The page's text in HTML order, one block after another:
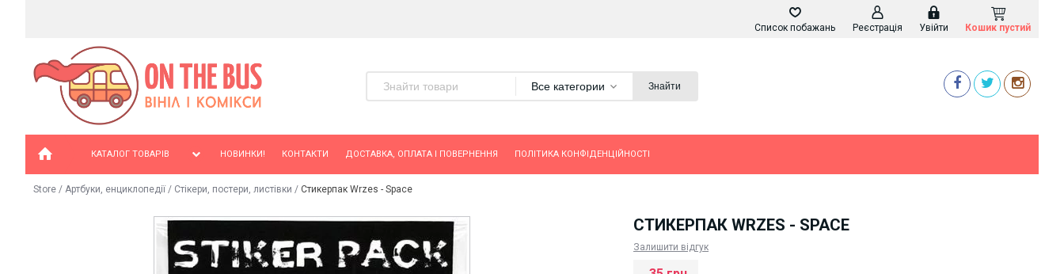
Кошик пустий
Увійти
Реєстрація
Список побажань
Все категории Знайти
КАТАЛОГ ТОВАРІВ НОВИНКИ! КОНТАКТИ ДОСТАВКА, ОПЛАТА І ПОВЕРНЕННЯ ПОЛІТИКА КОНФІДЕНЦІЙНОСТІ
Store / Артбуки, енциклопедії/ Стікери, постери, листівки / Стикерпак Wrzes - Space
СТИКЕРПАК WRZES - SPACE
Залишити відгук